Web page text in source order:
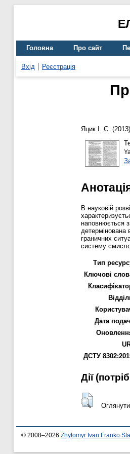
Головна Про сайт
Вхід Реєстрація
Яцик І. С. (2013)
В науковій
наповнюється
детермінована
граничних
систему
Тип
Ключові
Дата
ДСТУ
Дії
© 2008–2026 Zhytomyr Ivan Franko